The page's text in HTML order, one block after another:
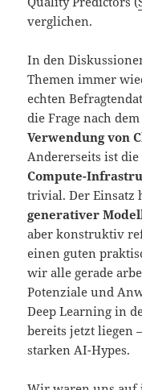
verglichen.
In den
Themen immer
echten
die Frage nach
Verwendung von
Andererseits ist die
Compute-
trivial. Der
generativer
aber konstruktiv
einen guten
wir alle gerade
Potenziale und
Deep Learning in
bereits jetzt liegen
starken AI-Hypes.